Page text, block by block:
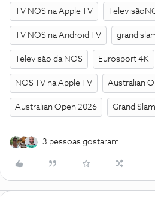
TV NOS na Apple TV
TV NOS na Android TV grand
Televisão da NOS Eurosport 4K
NOS TV na Apple TV Australian
Australian Open 2026 Grand
3 pessoas gostaram